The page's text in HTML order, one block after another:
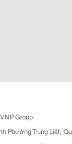
Group
Phường Trung Liệt,